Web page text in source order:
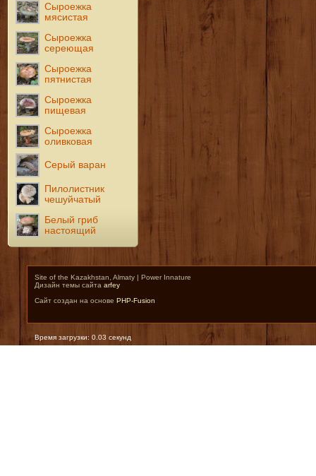
Сыроежка
мясистая
Сыроежка
сереющая
Сыроежка
пятнистая
Сыроежка
пищевая
Сыроежка
оливковая
Серый варан
Пилолистник
чешуйчатый
Белый гриб
настоящий
Site of the Kazakhstan, Almaty | Power Innature
Дизайн темы сайта arfey
Сайт создан на основе PHP-Fusion
Время загрузки: 0.03 секунд